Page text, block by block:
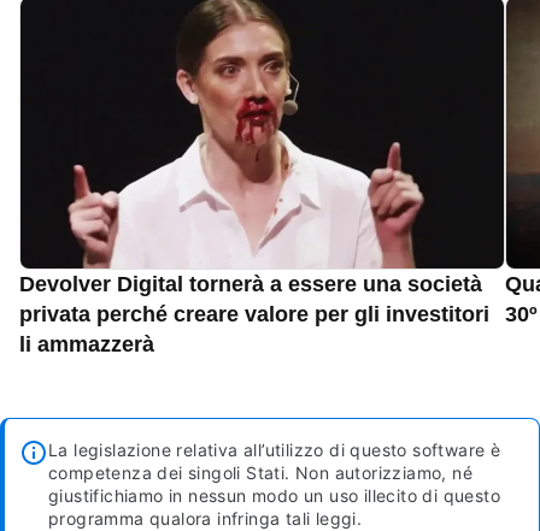
Devolver Digital tornerà a essere una società
privata perché creare valore per gli investitori
li ammazzerà
La legislazione relativa all’utilizzo di questo software è
competenza dei singoli Stati. Non autorizziamo, né
giustifichiamo in nessun modo un uso illecito di questo
programma qualora infringa tali leggi.